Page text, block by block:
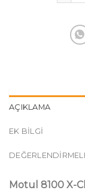
AÇIKLAMA
EK BILGI
Motul 8100 X-